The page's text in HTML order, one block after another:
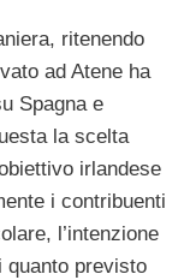
ritenendo
ad Atene ha
Spagna e
la scelta
irlandese
i contribuenti
l’intenzione
quanto previsto